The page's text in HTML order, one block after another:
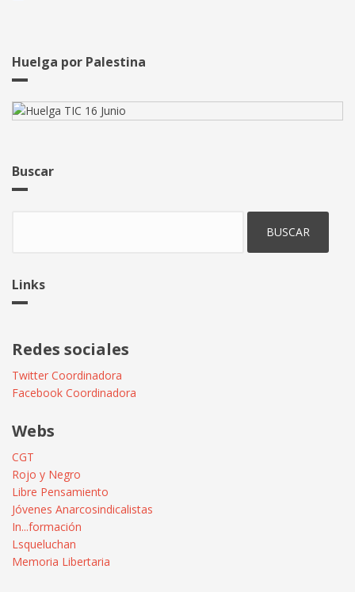
sueldos
contra
Huelga por Palestina
Buscar
Links
Redes sociales
Twitter Coordinadora
Facebook Coordinadora
Webs
CGT
Rojo y Negro
Libre Pensamiento
Jóvenes Anarcosindicalistas
In...formación
Lsqueluchan
Memoria Libertaria